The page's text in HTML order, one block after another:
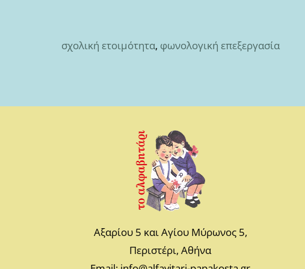
σχολική ετοιμότητα, φωνολογική επεξεργασία
Αξαρίου 5 και Αγίου Μύρωνος 5,
Περιστέρι, Αθήνα